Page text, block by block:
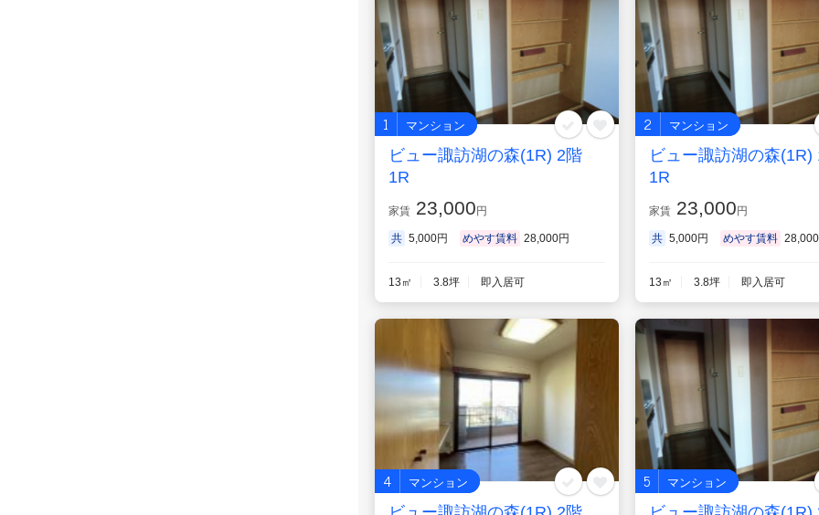
1 マンション
ビュー諏訪湖の森(1R) 2階
1R
家賃 23,000円
共 5,000円 めやす賃料 28,000円
13㎡ 3.8坪 即入居可
2 マンション
ビュー諏訪湖の森(1R)
1R
家賃23,000円
共 5,000円 めやす賃料
13㎡ 3.8坪 即入居可
4 マンション 5 マンション